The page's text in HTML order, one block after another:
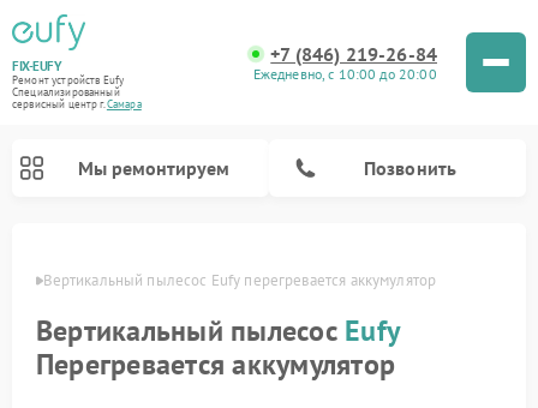
FIX-EUFY
Ремонт устройств Eufy
Специализированный
cервисный центр г.Самара
+7 (846) 219-26-84
Ежедневно, с 10:00 до 20:00
Мы ремонтируем Позвонить
Вертикальный пылесос Eufy перегревается аккумулятор
Вертикальный пылесос Eufy
Перегревается аккумулятор